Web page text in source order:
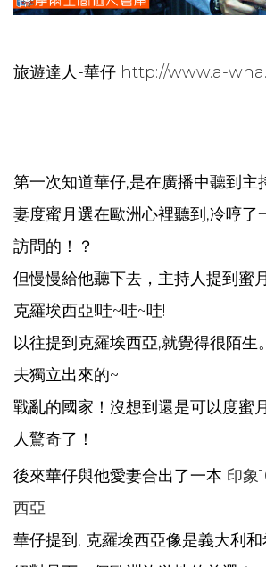
旅遊達人-華仔 http://www.a-
第一次知道華仔,是在廣播中聽到主
妻度蜜月選在歐洲心裡聽到,冷哼了
訪問的！？
但慢慢給他聽下去，主持人提到蜜
克羅埃西亞!哇~哇~哇!
以往提到克羅埃西亞,就覺得很陌生
夫獨立出來的~
戰亂的國家！沒想到還是可以度蜜
人驚奇了！
後來華仔與他愛妻合出了一本 印象
西亞
華仔提到, 克羅埃西亞像是義大利和